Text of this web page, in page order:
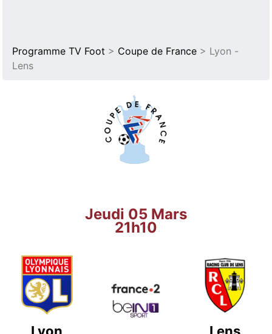
Programme TV Foot > Coupe de France > Lyon -
Lens
Jeudi 05 Mars
21h10